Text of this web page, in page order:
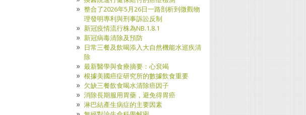
整合了2026年5月26日一路剖析到微觀物
理發明專利與刑事訴訟反制
新冠疫情流行株為NB.1.8.1
新冠病毒清除及預防
日常三餐及飲喝添入大自然機能水巡疾清
除
最新醫學與食療摘要：心袞竭
根據美國癌症研究所的數據飲食重要
欠缺三餐飲食喝水清除癌因子
消除長期服用胃藥，避免得胃癌
淋巴結產生病症的主要因素